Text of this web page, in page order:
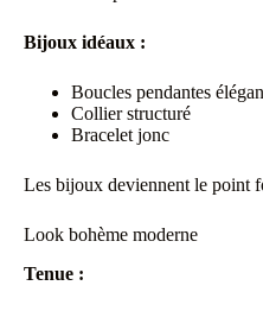
Bijoux idéaux :
Boucles pendantes
Collier structuré
Bracelet jonc
Les bijoux deviennent le point
Look bohème moderne
Tenue :